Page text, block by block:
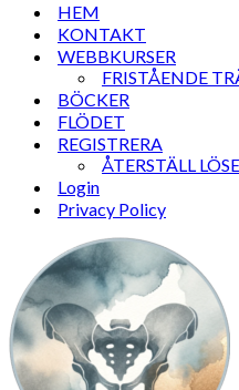
HEM
KONTAKT
WEBBKURSER
FRISTÅENDE
BÖCKER
FLÖDET
REGISTRERA
ÅTERSTÄLL
Login
Privacy Policy